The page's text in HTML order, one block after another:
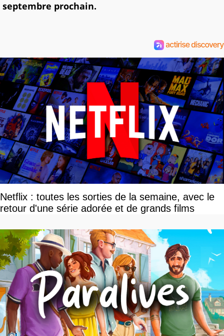
septembre prochain.
Netflix : toutes les sorties de la semaine, avec le
retour d'une série adorée et de grands films